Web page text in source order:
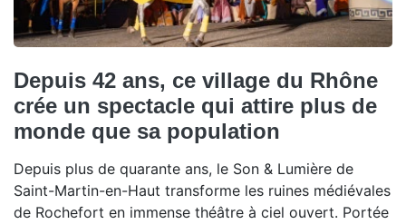
Depuis 42 ans, ce village du Rhône
crée un spectacle qui attire plus de
monde que sa population
Depuis plus de quarante ans, le Son & Lumière de
Saint-Martin-en-Haut transforme les ruines médiévales
de Rochefort en immense théâtre à ciel ouvert. Portée